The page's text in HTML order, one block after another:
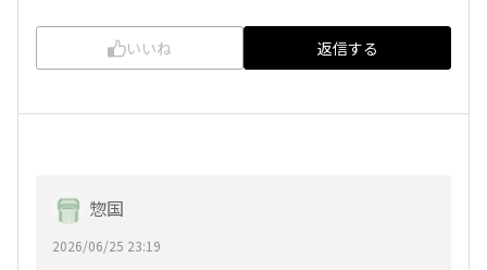
いいね 返信する
惣国
2026/06/25 23:19